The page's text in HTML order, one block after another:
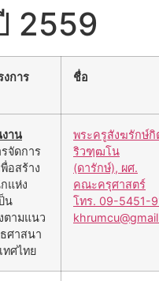
2559
การ ชื่อ
าน
จัดการ
พื่อสร้าง
แห่ง
น
ตามแนว
ศาสนา
ทศไทย
พระครูสังฆรักษ์
ริวฑฺฒโน
(ดารักษ์), ผศ.
คณะครุศาสตร์
โทร. 09-5451-